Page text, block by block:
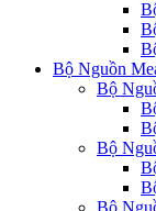
Bộ Nguồn
Bộ
Bộ
Bộ